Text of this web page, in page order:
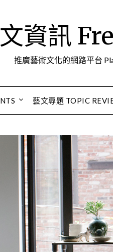
資訊
推廣藝術文化的網路平台
藝文專題 TOPIC